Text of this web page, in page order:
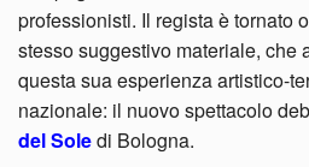
professionisti. Il regista è tornato
stesso suggestivo materiale, che
questa sua esperienza artistico-
nazionale: il nuovo spettacolo
del Soledi Bologna.